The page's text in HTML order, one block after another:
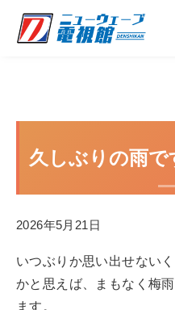
久しぶりの雨
2026年5月21日
いつぶりか思い出せない
かと思えば、まもなく梅
ます。